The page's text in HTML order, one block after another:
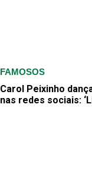
FAMOSOS
Carol Peixinho
nas redes sociais: